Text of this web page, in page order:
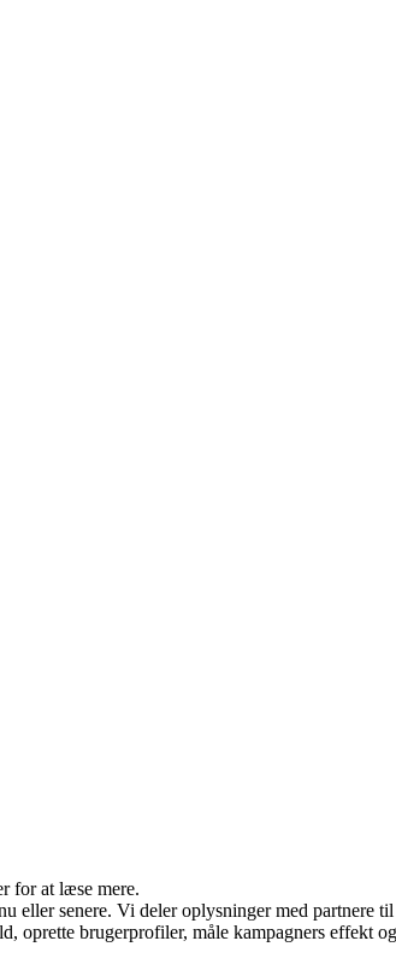
for at læse mere.
eller senere. Vi deler oplysninger med partnere
oprette brugerprofiler, måle kampagners effekt